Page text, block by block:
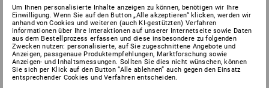
Um Ihnen personalisierte Inhalte anzeigen zu können, benötigen wir Ihre
Einwilligung. Wenn Sie auf den Button „Alle akzeptieren“ klicken, werden wir
anhand von Cookies und weiteren (auch KI-gestützten) Verfahren
Informationen über Ihre Interaktionen auf unserer Internetseite sowie Daten
aus dem Bestellprozess erfassen und diese insbesondere zu folgenden
Zwecken nutzen: personalisierte, auf Sie zugeschnittene Angebote und
Anzeigen, passgenaue Produktempfehlungen, Marktforschung sowie
Anzeigen- und Inhaltsmessungen. Sollten Sie dies nicht wünschen, können
Sie sich per Klick auf den Button “Alle ablehnen” auch gegen den Einsatz
entsprechender Cookies und Verfahren entscheiden.